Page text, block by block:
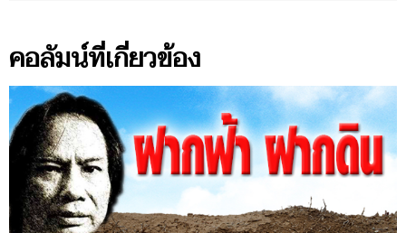
คอลัมน์ที่เกี่ยวข้อง